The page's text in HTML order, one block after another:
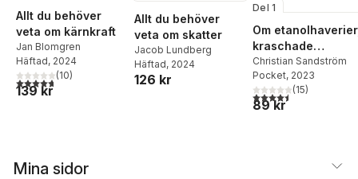
Allt du behöver
veta om kärnkraft
Jan Blomgren
Häftad, 2024
4,7utav 5 stjärnor. Totalt antal röster:
(10)
139 kr
Allt du behöver
veta om skatter
Jacob Lundberg
Häftad, 2024
126 kr
Del 1
Om
kraschade
vindkraftverk och
bananer i Sveg
Christian Sandström
Pocket, 2023
4,5utav 5 stjärnor.
(15)
89 kr
Mina sidor